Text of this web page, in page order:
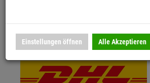
Anmelden | Registrieren Merkzettel
DHL National
Einstellungen öffnen Alle Akzeptieren